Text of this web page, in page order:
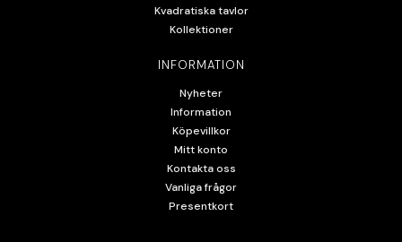
Kvadratiska tavlor
Kollektioner
INFORMATION
Nyheter
Information
Köpevillkor
Mitt konto
Kontakta oss
Vanliga frågor
Presentkort